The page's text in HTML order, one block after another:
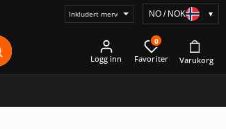
Velg
NO / NOK ▾
Logg inn
0